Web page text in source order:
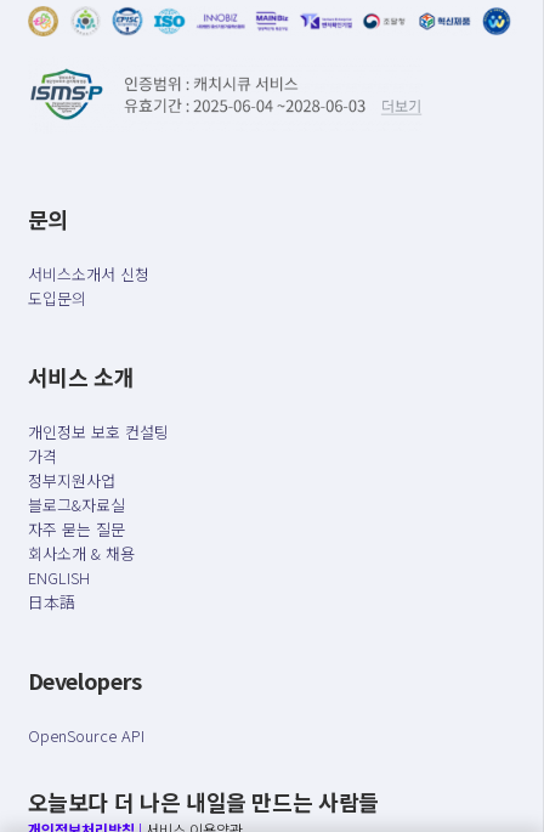
문의
서비스소개서 신청
도입문의
서비스 소개
개인정보 보호 컨설팅
가격
정부지원사업
블로그&자료실
자주 묻는 질문
회사소개 & 채용
ENGLISH
日本語
Developers
OpenSource API
오늘보다 더 나은 내일을 만드는 사람들